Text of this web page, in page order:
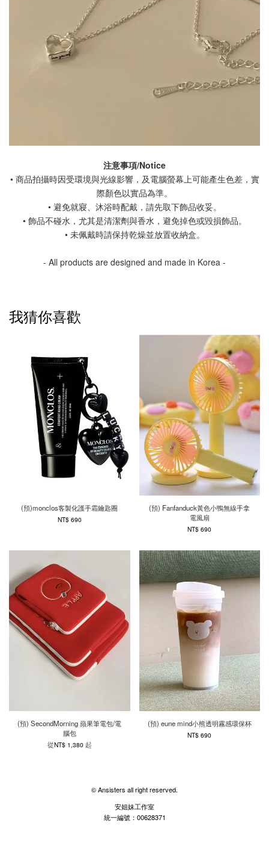
注意事項/Notice
• 商品拍攝時因受環境與光線影響，及電腦螢幕上可能產生色差，實
際顏色以實品為準。
• 避免就寢、沐浴時配戴，請先取下飾品收妥。
• 飾品不碰水，尤其是清潔劑與香水，避免掉色或毀損飾品。
• 未佩戴時請保持乾燥並放置收納盒。
- All products are designed and made in Korea -
我猜你喜歡
(預)monclos客製化護手霜鑰匙圈
NT$ 690
(預) Fanfanduck黃色小鴨無線手拿
電風扇
NT$ 690
(預) SecondMorning 蘋果筆電包/電
腦包
從NT$ 1,380 起
(預) eune mind小熊透明霧感環保杯
NT$ 690
© Ansisters all right reserved.
安姐妹工作室
統一編號：00628371